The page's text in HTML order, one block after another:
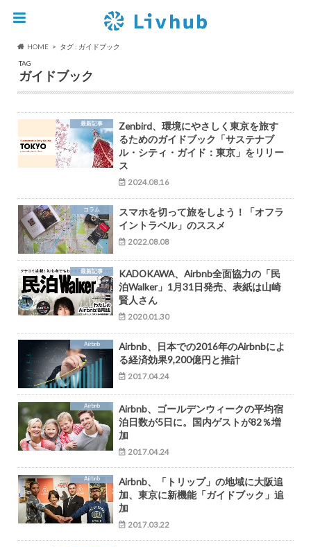
HOME
タグ : ガイドブック
TAG
ガイドブック
最新記事
Zenbird、環境にやさしく東京を旅す
るためのガイドブック「サステナブ
ル・シティ・ガイド：東京」をリリー
ス
2024.08.16
コラム
スマホを切って旅をしよう！「オフラ
イントラベル」のススメ
2022.08.08
最新記事
KADOKAWA、Airbnb全面協力の「民
泊Walker」1月31日発売、表紙は山崎
賢人さん
2020.01.30
Airbnb
Airbnb、日本での2016年のAirbnbによ
る経済効果9,200億円と推計
2017.04.24
Airbnb
Airbnb、ゴールデンウィークの平均宿
泊日数が5日に。国内ゲストが82％増
加
2017.04.24
Airbnb
Airbnb、「トリップ」の地域に大阪追
加、東京に新機能「ガイドブック」追
加
2017.03.22